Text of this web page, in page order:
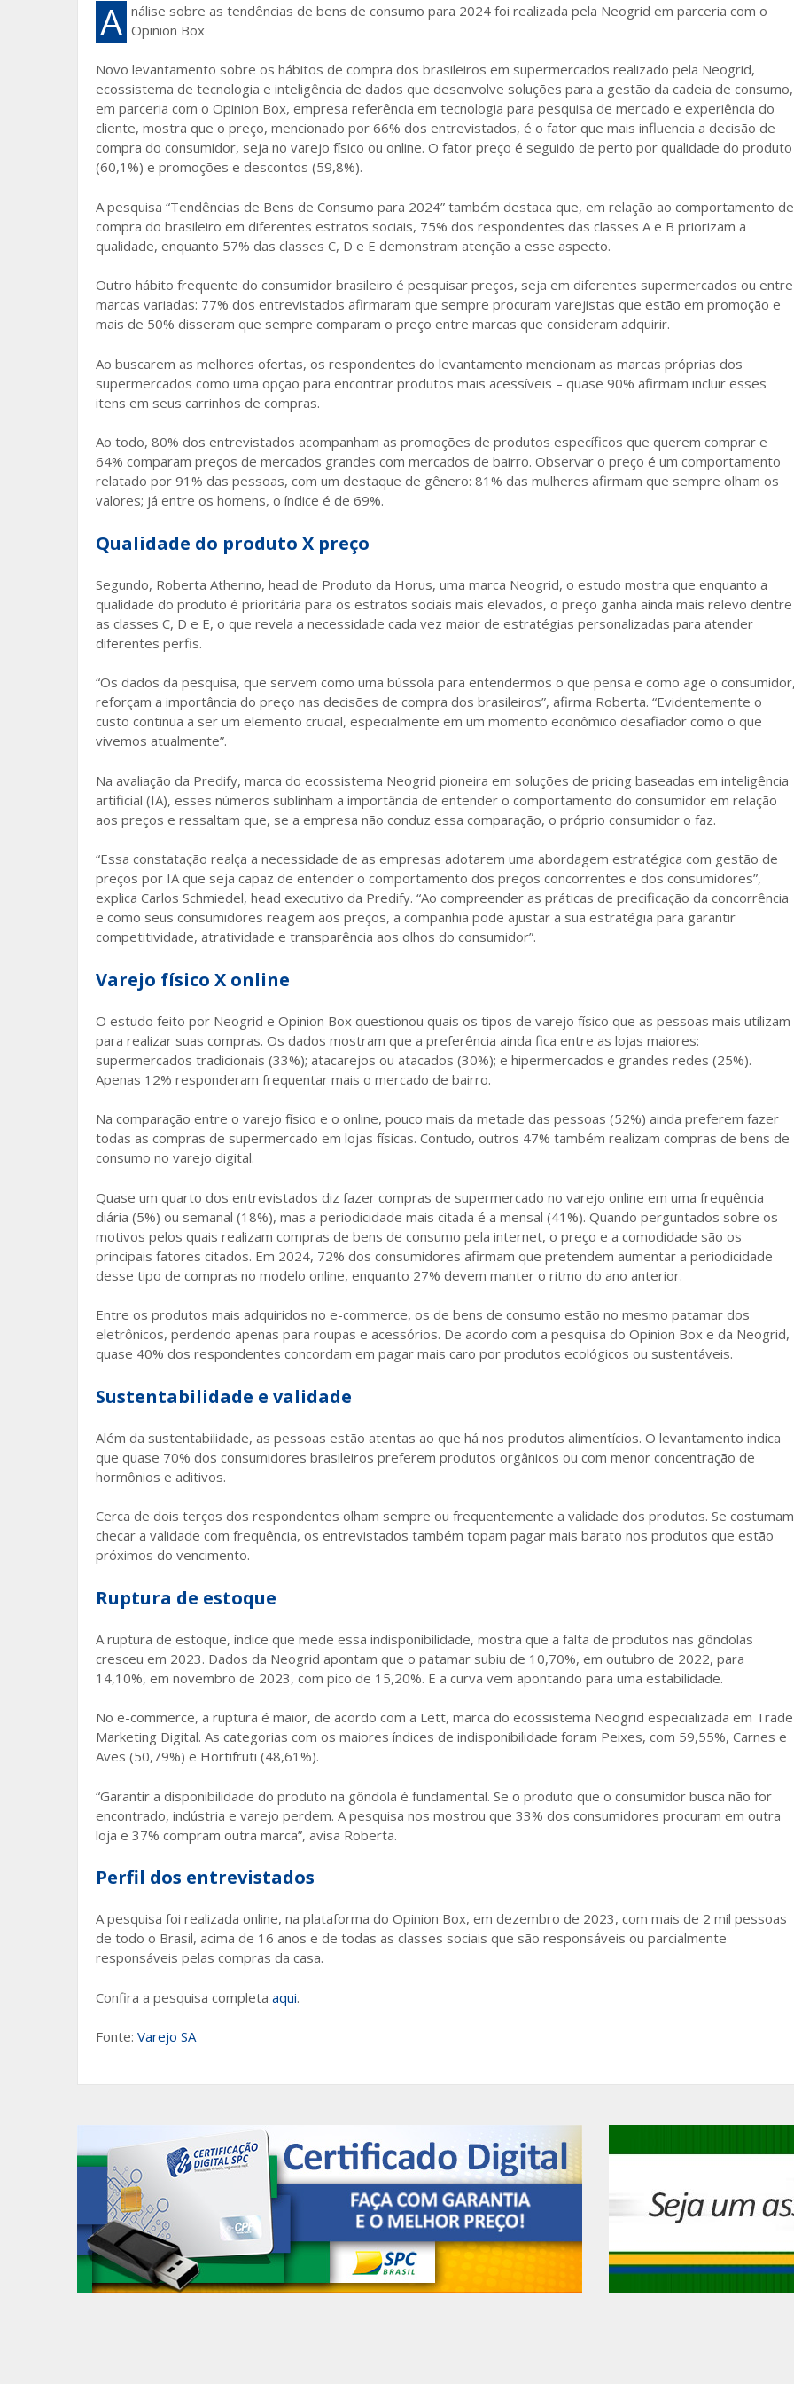
e
b
o
o
k
itt
er
ai
l
ar
A nálise sobre as tendências de bens de consumo para 2024 foi realizada pela Neogrid em parceria com o
Opinion Box
Novo levantamento sobre os hábitos de compra dos brasileiros em supermercados realizado pela Neogrid,
ecossistema de tecnologia e inteligência de dados que desenvolve soluções para a gestão da cadeia de consumo,
em parceria com o Opinion Box, empresa referência em tecnologia para pesquisa de mercado e experiência do
cliente, mostra que o preço, mencionado por 66% dos entrevistados, é o fator que mais influencia a decisão de
compra do consumidor, seja no varejo físico ou online. O fator preço é seguido de perto por qualidade do produto
(60,1%) e promoções e descontos (59,8%).
A pesquisa “Tendências de Bens de Consumo para 2024” também destaca que, em relação ao comportamento de
compra do brasileiro em diferentes estratos sociais, 75% dos respondentes das classes A e B priorizam a
qualidade, enquanto 57% das classes C, D e E demonstram atenção a esse aspecto.
Outro hábito frequente do consumidor brasileiro é pesquisar preços, seja em diferentes supermercados ou entre
marcas variadas: 77% dos entrevistados afirmaram que sempre procuram varejistas que estão em promoção e
mais de 50% disseram que sempre comparam o preço entre marcas que consideram adquirir.
Ao buscarem as melhores ofertas, os respondentes do levantamento mencionam as marcas próprias dos
supermercados como uma opção para encontrar produtos mais acessíveis – quase 90% afirmam incluir esses
itens em seus carrinhos de compras.
Ao todo, 80% dos entrevistados acompanham as promoções de produtos específicos que querem comprar e
64% comparam preços de mercados grandes com mercados de bairro. Observar o preço é um comportamento
relatado por 91% das pessoas, com um destaque de gênero: 81% das mulheres afirmam que sempre olham os
valores; já entre os homens, o índice é de 69%.
Qualidade do produto X preço
Segundo, Roberta Atherino, head de Produto da Horus, uma marca Neogrid, o estudo mostra que enquanto a
qualidade do produto é prioritária para os estratos sociais mais elevados, o preço ganha ainda mais relevo dentre
as classes C, D e E, o que revela a necessidade cada vez maior de estratégias personalizadas para atender
diferentes perfis.
“Os dados da pesquisa, que servem como uma bússola para entendermos o que pensa e como age o
reforçam a importância do preço nas decisões de compra dos brasileiros”, afirma Roberta. “Evidentemente o
custo continua a ser um elemento crucial, especialmente em um momento econômico desafiador como o que
vivemos atualmente”.
Na avaliação da Predify, marca do ecossistema Neogrid pioneira em soluções de pricing baseadas em inteligência
artificial (IA), esses números sublinham a importância de entender o comportamento do consumidor em relação
aos preços e ressaltam que, se a empresa não conduz essa comparação, o próprio consumidor o faz.
“Essa constatação realça a necessidade de as empresas adotarem uma abordagem estratégica com gestão de
preços por IA que seja capaz de entender o comportamento dos preços concorrentes e dos consumidores”,
explica Carlos Schmiedel, head executivo da Predify. “Ao compreender as práticas de precificação da concorrência
e como seus consumidores reagem aos preços, a companhia pode ajustar a sua estratégia para garantir
competitividade, atratividade e transparência aos olhos do consumidor”.
Varejo físico X online
O estudo feito por Neogrid e Opinion Box questionou quais os tipos de varejo físico que as pessoas mais utilizam
para realizar suas compras. Os dados mostram que a preferência ainda fica entre as lojas maiores:
supermercados tradicionais (33%); atacarejos ou atacados (30%); e hipermercados e grandes redes (25%).
Apenas 12% responderam frequentar mais o mercado de bairro.
Na comparação entre o varejo físico e o online, pouco mais da metade das pessoas (52%) ainda preferem fazer
todas as compras de supermercado em lojas físicas. Contudo, outros 47% também realizam compras de bens de
consumo no varejo digital.
Quase um quarto dos entrevistados diz fazer compras de supermercado no varejo online em uma frequência
diária (5%) ou semanal (18%), mas a periodicidade mais citada é a mensal (41%). Quando perguntados sobre os
motivos pelos quais realizam compras de bens de consumo pela internet, o preço e a comodidade são os
principais fatores citados. Em 2024, 72% dos consumidores afirmam que pretendem aumentar a periodicidade
desse tipo de compras no modelo online, enquanto 27% devem manter o ritmo do ano anterior.
Entre os produtos mais adquiridos no e-commerce, os de bens de consumo estão no mesmo patamar dos
eletrônicos, perdendo apenas para roupas e acessórios. De acordo com a pesquisa do Opinion Box e da Neogrid,
quase 40% dos respondentes concordam em pagar mais caro por produtos ecológicos ou sustentáveis.
Sustentabilidade e validade
Além da sustentabilidade, as pessoas estão atentas ao que há nos produtos alimentícios. O levantamento indica
que quase 70% dos consumidores brasileiros preferem produtos orgânicos ou com menor concentração de
hormônios e aditivos.
Cerca de dois terços dos respondentes olham sempre ou frequentemente a validade dos produtos. Se costumam
checar a validade com frequência, os entrevistados também topam pagar mais barato nos produtos que estão
próximos do vencimento.
Ruptura de estoque
A ruptura de estoque, índice que mede essa indisponibilidade, mostra que a falta de produtos nas gôndolas
cresceu em 2023. Dados da Neogrid apontam que o patamar subiu de 10,70%, em outubro de 2022, para
14,10%, em novembro de 2023, com pico de 15,20%. E a curva vem apontando para uma estabilidade.
No e-commerce, a ruptura é maior, de acordo com a Lett, marca do ecossistema Neogrid especializada em Trade
Marketing Digital. As categorias com os maiores índices de indisponibilidade foram Peixes, com 59,55%, Carnes e
Aves (50,79%) e Hortifruti (48,61%).
“Garantir a disponibilidade do produto na gôndola é fundamental. Se o produto que o consumidor busca não for
encontrado, indústria e varejo perdem. A pesquisa nos mostrou que 33% dos consumidores procuram em outra
loja e 37% compram outra marca”, avisa Roberta.
Perfil dos entrevistados
A pesquisa foi realizada online, na plataforma do Opinion Box, em dezembro de 2023, com mais de 2 mil pessoas
de todo o Brasil, acima de 16 anos e de todas as classes sociais que são responsáveis ou parcialmente
responsáveis pelas compras da casa.
Confira a pesquisa completa aqui.
Fonte: Varejo SA